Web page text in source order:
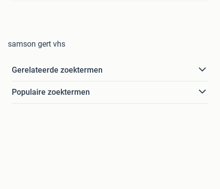
samson gert vhs
Gerelateerde zoektermen
Populaire zoektermen